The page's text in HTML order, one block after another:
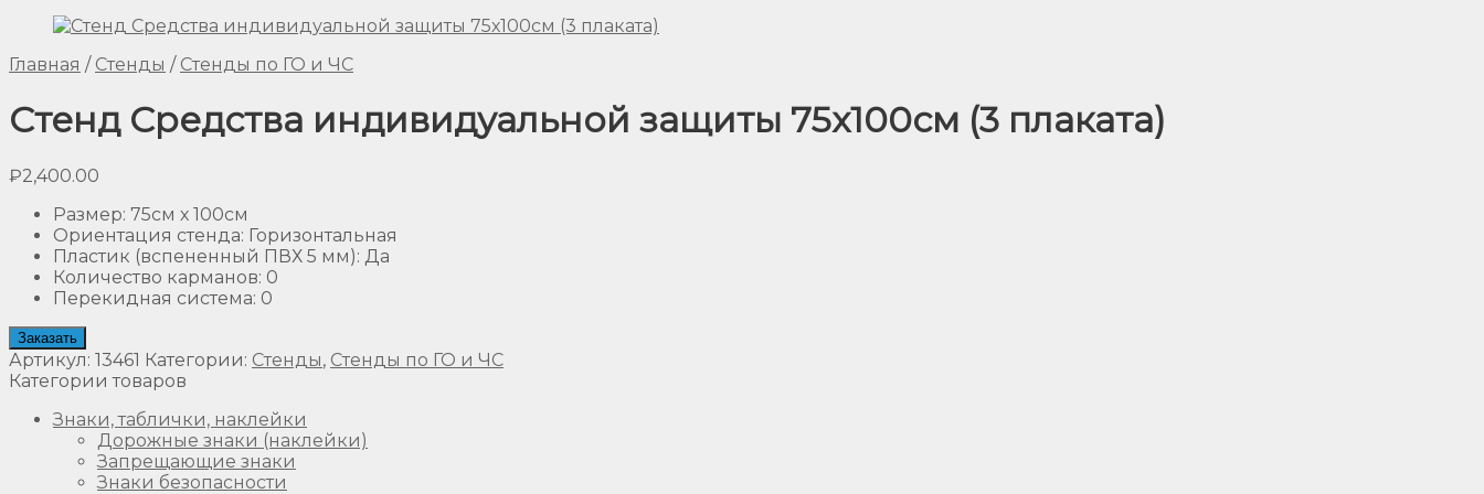
Главная / Стенды / Стенды по ГО и ЧС
Стенд Средства индивидуальной защиты 75х100см (3 плаката)
₽2,400.00
Размер: 75см х 100см
Ориентация стенда: Горизонтальная
Пластик (вспененный ПВХ 5 мм): Да
Количество карманов: 0
Перекидная система: 0
Заказать
Артикул: 13461 Категории: Стенды, Стенды по ГО и ЧС
Категории товаров
Знаки, таблички, наклейки
Дорожные знаки (наклейки)
Запрещающие знаки
Знаки безопасности